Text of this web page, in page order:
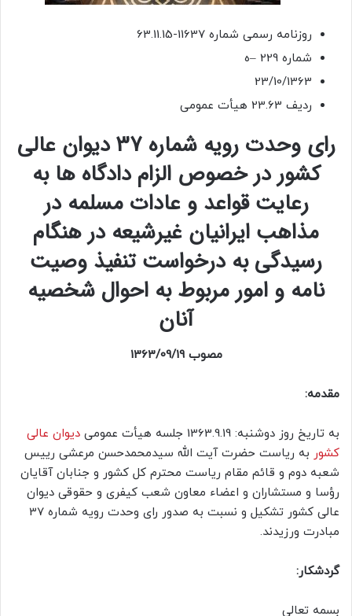
روزنامه رسمی شماره 11637-63.11.15
شماره 229 –ه
23/10/1363
ردیف 23.63 هیأت عمومی
رای وحدت رویه شماره 37 دیوان عالی
کشور در خصوص الزام دادگاه‌ ها به
رعایت قواعد و عادات مسلمه در
مذاهب ایرانیان غیرشیعه در هنگام
رسیدگی به درخواست تنفیذ و‌صیت‌
نامه و امور مربوط به احوال شخصیه
آنان
مصوب 1363/09/19
مقدمه:
به تاریخ روز دوشنبه: 1363.9.19 جلسه هیأت عمومی
دیوان عالی
کشور به ریاست حضرت آیت الله سیدمحمدحسن مرعشی رییس
شعبه دوم و قائم مقام ریاست محترم کل کشور و جنابان آقایان
رؤسا و مستشاران و اعضاء معاون شعب کیفری و حقوقی دیوان
عالی کشور تشکیل و نسبت به صدور رای وحدت رویه شماره 37
مبادرت ورزیدند.
گردشکار:
بسمه تعالی